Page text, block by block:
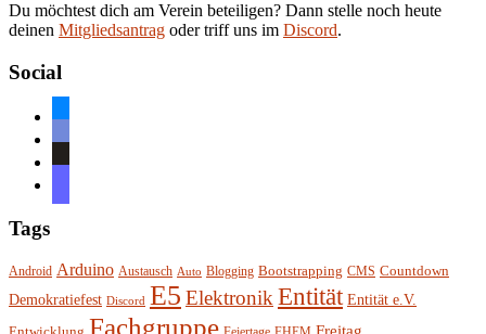
Du möchtest dich am Verein beteiligen? Dann stelle noch heute
deinen Mitgliedsantrag oder triff uns im Discord.
Social
Tags
Android Arduino Austausch Auto Blogging Bootstrapping CMS Countdown
Demokratiefest Discord E5 ElektronikEntität Entität e.V.
Fachgruppe